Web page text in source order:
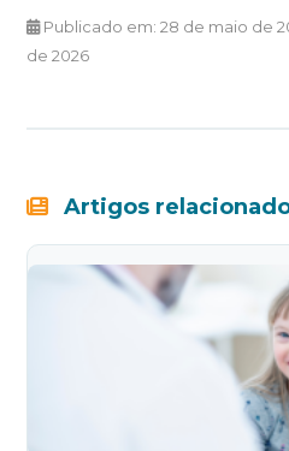
Publicado em: 28 de maio de
de 2026
Artigos